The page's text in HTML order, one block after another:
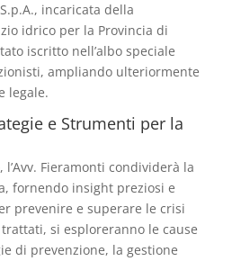
incaricata della
idrico per la Provincia di
iscritto nell’albo speciale
ampliando ulteriormente
legale.
e Strumenti per la
Fieramonti condividerà la
fornendo insight preziosi e
prevenire e superare le crisi
si esploreranno le cause
di prevenzione, la gestione